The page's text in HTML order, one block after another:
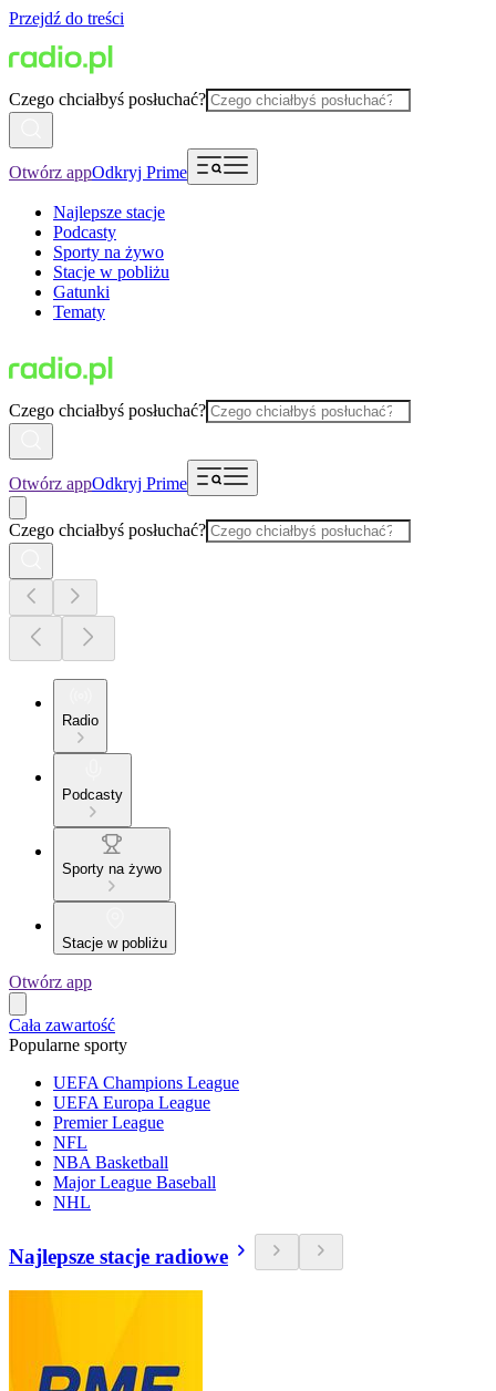
Przejdź do treści
Czego chciałbyś posłuchać?
Otwórz appOdkryj Prime
Najlepsze stacje
Podcasty
Sporty na żywo
Stacje w pobliżu
Gatunki
Tematy
Czego chciałbyś posłuchać?
Otwórz appOdkryj Prime
Czego chciałbyś posłuchać?
Radio
Podcasty
Sporty na żywo
Stacje w pobliżu
Otwórz app
Cała zawartość
Popularne sporty
UEFA Champions League
UEFA Europa League
Premier League
NFL
NBA Basketball
Major League Baseball
NHL
Najlepsze stacje radiowe